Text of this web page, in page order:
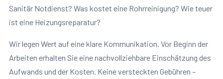
Sanitär Notdienst? Was kostet eine Rohrreinigung? Wie teuer
ist eine Heizungsreparatur?
Wir legen Wert auf eine klare Kommunikation. Vor Beginn der
Arbeiten erhalten Sie eine nachvollziehbare Einschätzung des
Aufwands und der Kosten. Keine versteckten Gebühren –